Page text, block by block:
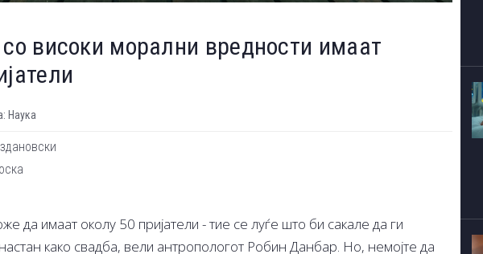
високи морални вредности имаат
Наука
да имаат околу 50 пријатели - тие се луѓе што би сакале да ги
како свадба, вели антропологот Робин Данбар. Но, немојте да